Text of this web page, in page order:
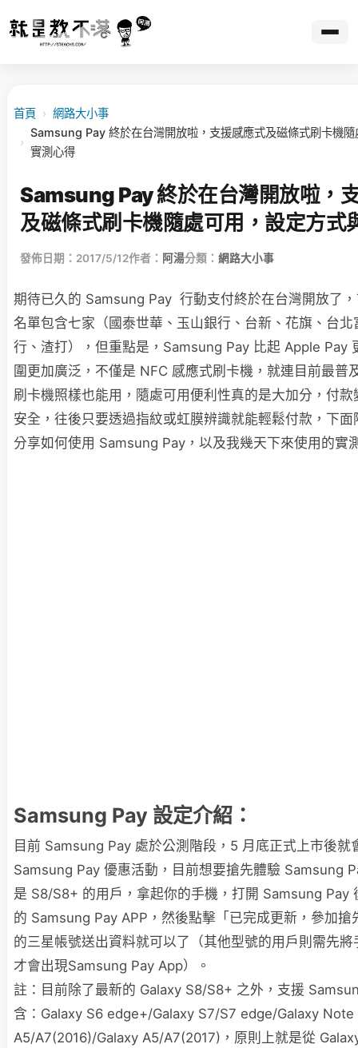
首頁 › 網路大小事
›
Samsung Pay 終於在台灣開放啦，支援感應式及磁條式刷卡機隨
實測心得
Samsung Pay 終於在台灣開放啦，
及磁條式刷卡機隨處可用，設定方式
發佈日期：2017/5/12作者： 阿湯分類： 網路大小事
期待已久的 Samsung Pay 行動支付終於在台灣開放了
名單包含七家（國泰世華、玉山銀行、台新、花旗、台北
行、渣打），但重點是，Samsung Pay 比起 Apple Pay
圍更加廣泛，不僅是 NFC 感應式刷卡機，就連目前最普
刷卡機照樣也能用，隨處可用便利性真的是大加分，付
安全，往後只要透過指紋或虹膜辨識就能輕鬆付款，下
分享如何使用 Samsung Pay，以及我幾天下來使用的實
Samsung Pay 設定介紹：
目前 Samsung Pay 處於公測階段，5 月底正式上市後就
Samsung Pay 優惠活動，目前想要搶先體驗 Samsung
是 S8/S8+ 的用戶，拿起你的手機，打開 Samsung Pay
的 Samsung Pay APP，然後點擊「已完成更新，參加搶
的三星帳號送出資料就可以了（其他型號的用戶則需先
才會出現Samsung Pay App）。
註：目前除了最新的 Galaxy S8/S8+ 之外，支援
含：Galaxy S6 edge+/Galaxy S7/S7 edge/Galaxy Note
A5/A7(2016)/Galaxy A5/A7(2017)，原則上就是從